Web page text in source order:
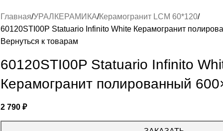
Главная УРАЛКЕРАМИКА Керамогранит LCM 60*120
60120STI00P Statuario Infinito White Керамогранит
Вернуться к товарам
60120STI00P Statuario Infinito
Керамогранит полированный
2 790 ₽